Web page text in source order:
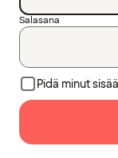
Salasana
Pidä minut